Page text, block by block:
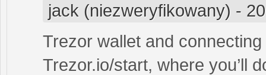
jack (niezweryfikowany) -
Trezor wallet and
Trezor.io/start, where you’ll